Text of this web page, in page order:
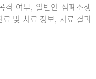
격 여부, 일반인 심폐소생
및 치료 정보, 치료 결과